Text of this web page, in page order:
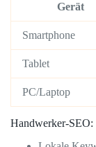
Gerät
Smartphone
Tablet
PC/Laptop
Handwerker-SEO: